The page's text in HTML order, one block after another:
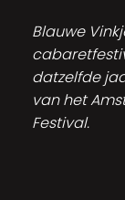
Blauwe
datzelfde
van het
Festival.